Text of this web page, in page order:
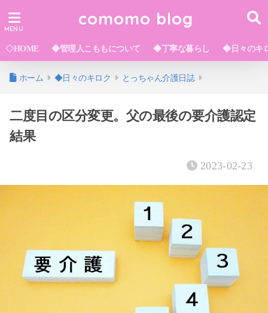
comomo blog
◇HOME ◆管理人こももについて ◆丁寧な暮らし ◆日々のキ
ホーム ◆日々のキロク とっちゃん介護日誌
二度目の区分変更。父の最後の要介護認定
結果
2023-02-23